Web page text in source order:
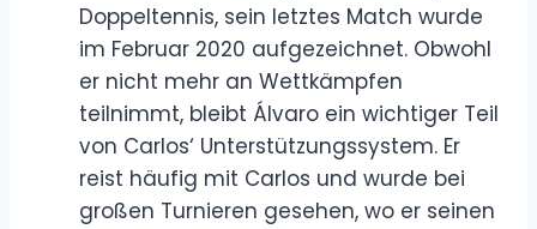
Doppeltennis, sein letztes Match wurde
im Februar 2020 aufgezeichnet. Obwohl
er nicht mehr an Wettkämpfen
teilnimmt, bleibt Álvaro ein wichtiger Teil
von Carlos‘ Unterstützungssystem. Er
reist häufig mit Carlos und wurde bei
großen Turnieren gesehen, wo er seinen